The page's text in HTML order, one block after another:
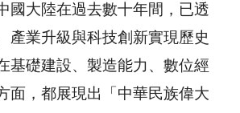
國大陸在過去數十年間，已透
產業升級與科技創新實現歷史
基礎建設、製造能力、數位經
面，都展現出「中華民族偉大